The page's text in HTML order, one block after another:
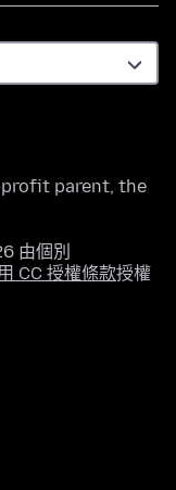
parent, the
由個別
CC 授權條款授權